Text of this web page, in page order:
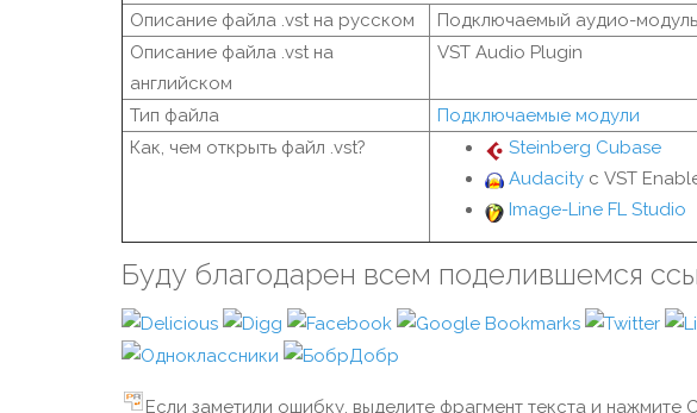
Описание файла .vst на русском
Подключаемый аудио-
Описание файла .vst на
английском
VST Audio Plugin
Тип файла
Подключаемые модули
Как, чем открыть файл .vst?
Steinberg Cubase
Audacity с VST
Image-Line FL Studio
Буду благодарен всем поделившемся
Если заметили ошибку, выделите фрагмент текста и нажмите